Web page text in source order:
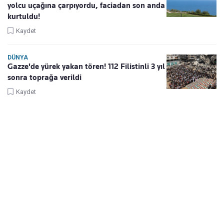
yolcu uçağına çarpıyordu, faciadan son anda
kurtuldu!
Kaydet
DÜNYA
Gazze'de yürek yakan tören! 112 Filistinli 3 yıl
sonra toprağa verildi
Kaydet